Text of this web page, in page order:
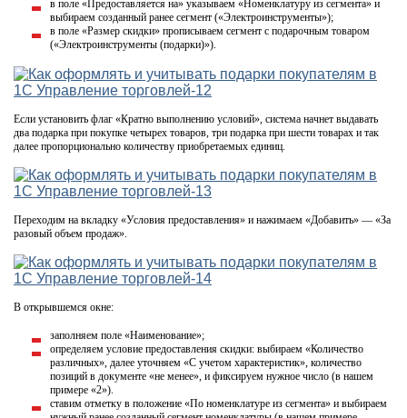
в поле «Предоставляется на» указываем «Номенклатуру из сегмента» и
выбираем созданный ранее сегмент («Электроинструменты»);
в поле «Размер скидки» прописываем сегмент с подарочным товаром
(«Электроинструменты (подарки)»).
Если установить флаг «Кратно выполнению условий», система начнет выдавать
два подарка при покупке четырех товаров, три подарка при шести товарах и так
далее пропорционально количеству приобретаемых единиц.
Переходим на вкладку «Условия предоставления» и нажимаем «Добавить» — «За
разовый объем продаж».
В открывшемся окне:
заполняем поле «Наименование»;
определяем условие предоставления скидки: выбираем «Количество
различных», далее уточняем «С учетом характеристик», количество
позиций в документе «не менее», и фиксируем нужное число (в нашем
примере «2»).
ставим отметку в положение «По номенклатуре из сегмента» и выбираем